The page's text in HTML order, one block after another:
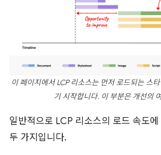
이 페이지에서 LCP 리소스는 먼저 로드되는 스
기 시작합니다. 이 부분은 개선의
일반적으로 LCP 리소스의 로드 속도
두 가지입니다.